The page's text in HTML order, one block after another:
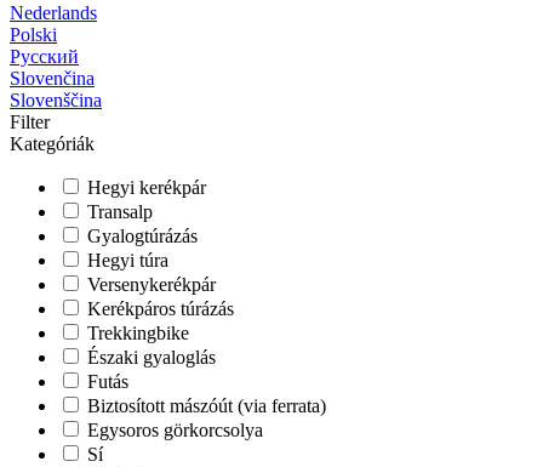
Nederlands
Polski
Русский
Slovenčina
Slovenščina
Filter
Kategóriák
Hegyi kerékpár
Transalp
Gyalogtúrázás
Hegyi túra
Versenykerékpár
Kerékpáros túrázás
Trekkingbike
Északi gyaloglás
Futás
Biztosított mászóút (via ferrata)
Egysoros görkorcsolya
Sí